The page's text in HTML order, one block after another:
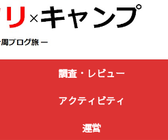
調査・レビュー
アクティビティ
運営